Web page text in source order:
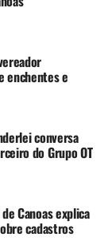
enchentes e
conversa
do Grupo OT
Canoas explica
cadastros